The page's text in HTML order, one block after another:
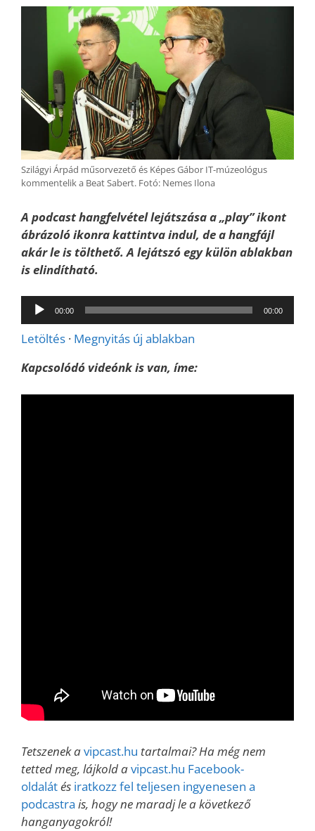
Szilágyi Árpád műsorvezető és Képes Gábor IT-múzeológus
kommentelik a Beat Sabert. Fotó: Nemes Ilona
A podcast hangfelvétel lejátszása a „play” ikont
ábrázoló ikonra kattintva indul, de a hangfájl
akár le is tölthető. A lejátszó egy külön ablakban
is elindítható.
Audió
lejátszó
00:00 00:00
Letöltés · Megnyitás új ablakban
Kapcsolódó videónk is van, íme:
Tetszenek avipcast.hu tartalmai? Ha még nem
tetted meg, lájkold avipcast.hu Facebook-
oldalátés iratkozz fel teljesen ingyenesen a
podcastra is, hogy ne maradj le a következő
hanganyagokról!